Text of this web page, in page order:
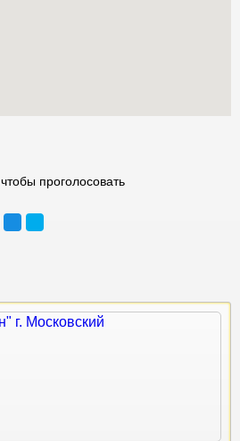
чтобы проголосовать